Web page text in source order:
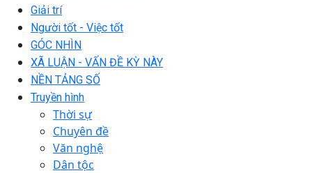
Giải trí
Người tốt - Việc tốt
GÓC NHÌN
XÃ LUẬN - VẤN ĐỀ KỲ NÀY
NỀN TẢNG SỐ
Truyền hình
Thời sự
Chuyên đề
Văn nghệ
Dân tộc